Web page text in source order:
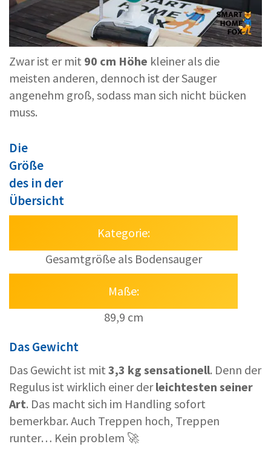
Zwar ist er mit 90 cm Höhe kleiner als die
meisten anderen, dennoch ist der Sauger
angenehm groß, sodass man sich nicht bücken
muss.
Die
Größe
des in der
Übersicht
Kategorie:
Gesamtgröße als Bodensauger
Maße:
89,9 cm
Das Gewicht
Das Gewicht ist mit 3,3 kg sensationell. Denn der
Regulus ist wirklich einer derleichtesten seiner
Art. Das macht sich im Handling sofort
bemerkbar. Auch Treppen hoch, Treppen
runter… Kein problem 🚀